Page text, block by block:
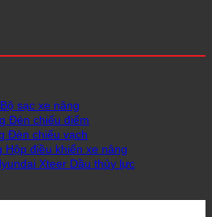
Bộ sạc xe nâng
Đèn chiếu điểm
Đèn chiếu vạch
Hộp điều khiển xe nâng
Dầu thủy lực